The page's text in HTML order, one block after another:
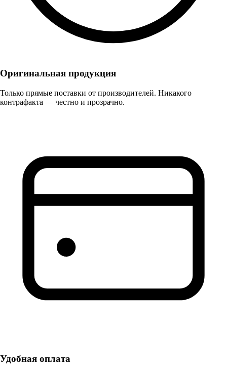
Оригинальная продукция
Только прямые поставки от производителей. Никакого
контрафакта — честно и прозрачно.
Удобная оплата